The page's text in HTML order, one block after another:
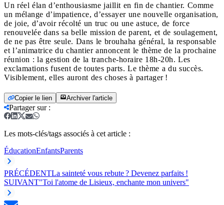
Un réel élan d’enthousiasme jaillit en fin de chantier. Comme
un mélange d’impatience, d’essayer une nouvelle organisation,
de joie, d’avoir récolté un truc ou une astuce, de force
renouvelée dans sa belle mission de parent, et de soulagement,
de ne pas être seule. Dans le brouhaha général, la responsable
et l’animatrice du chantier annoncent le thème de la prochaine
réunion : la gestion de la tranche-horaire 18h-20h. Les
exclamations fusent de toutes parts. Le thème a du succès.
Visiblement, elles auront des choses à partager !
Copier le lien Archiver l'article
Partager sur:
Les mots-clés/tags associés à cet article :
ÉducationEnfantsParents
PRÉCÉDENTLa sainteté vous rebute ? Devenez parfaits !
SUIVANT"Toi l'atome de Lisieux, enchante mon univers"